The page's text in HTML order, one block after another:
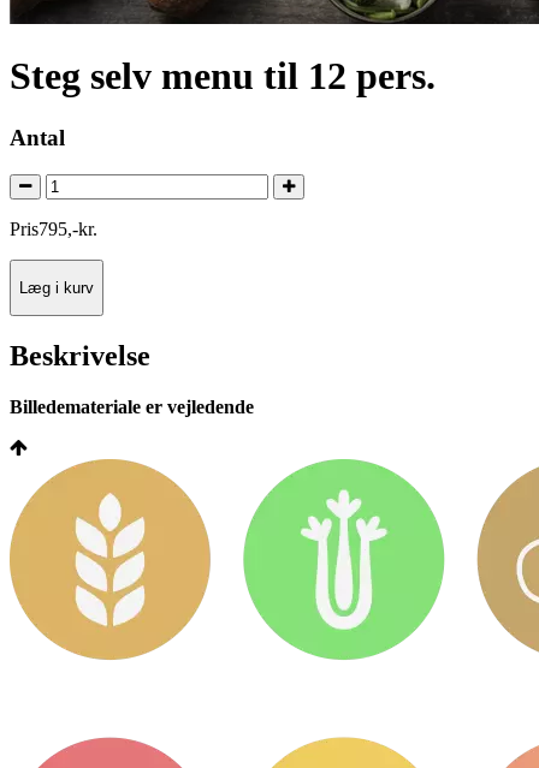
Steg selv menu til 12 pers.
Antal
Pris795,-kr.
Læg i kurv
Beskrivelse
Billedemateriale er vejledende